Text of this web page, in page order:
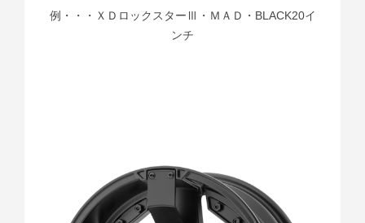
例・・・ＸＤロックスターⅢ・ＭＡＤ・BLACK20イ
ンチ